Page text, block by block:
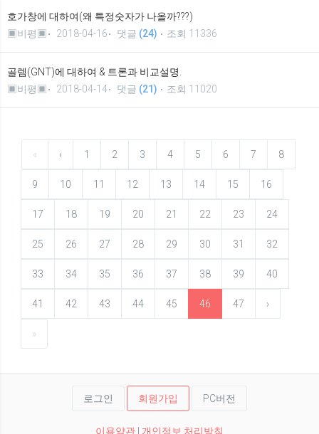
호가창에 대하여(왜 특정숫자가 나올까???)
▣비평▣
2018-04-16 댓글 (24) 조회 11336
골렘(GNT)에 대하여 & 트론과 비교설명.
▣비평▣
2018-04-14 댓글 (21) 조회 11020
« ‹ 1 2 3 4 5 6 7 8
9 10 11 12 13 14 15 16
17 18 19 20 21 22 23 24
25 26 27 28 29 30 31 32
33 34 35 36 37 38 39 40
41 42 43 44 45 46 47 ›
»
로그인 회원가입 PC버전
이용약관 개인정보 처리방침